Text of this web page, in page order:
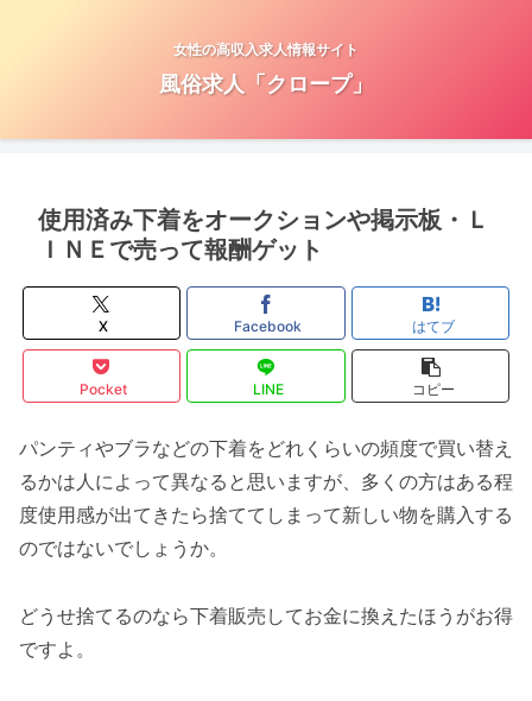
女性の高収入求人情報サイト
風俗求人「クロープ」
使用済み下着をオークションや掲示板・Ｌ
ＩＮＥで売って報酬ゲット
X Facebook はてブ
Pocket LINE コピー
パンティやブラなどの下着をどれくらいの頻度で買い替え
るかは人によって異なると思いますが、多くの方はある程
度使用感が出てきたら捨ててしまって新しい物を購入する
のではないでしょうか。
どうせ捨てるのなら下着販売してお金に換えたほうがお得
ですよ。